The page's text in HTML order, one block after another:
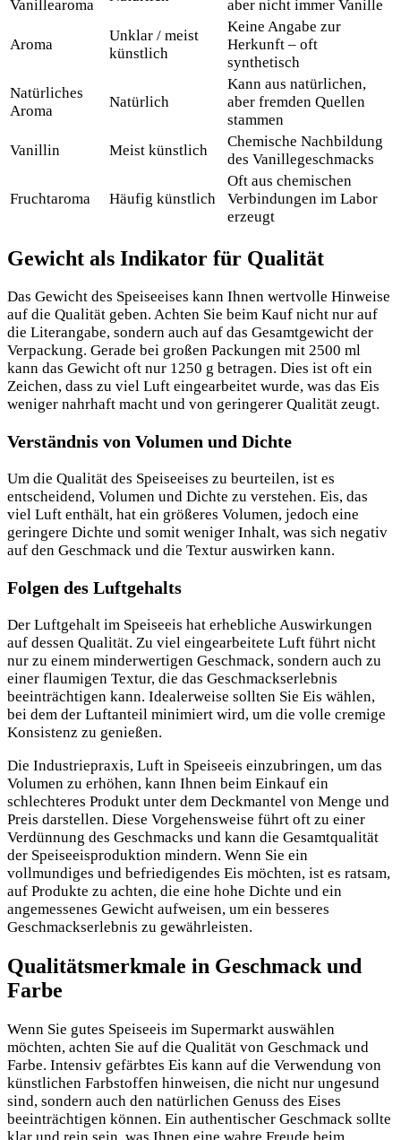
Vanillearoma
aber nicht immer Vanille
Aroma
Unklar / meist
künstlich
Keine Angabe zur
Herkunft – oft
synthetisch
Natürliches
Aroma
Natürlich
Kann aus natürlichen,
aber fremden Quellen
stammen
Vanillin
Meist künstlich
Chemische Nachbildung
des Vanillegeschmacks
Fruchtaroma Häufig künstlich
Oft aus chemischen
Verbindungen im Labor
erzeugt
Gewicht als Indikator für Qualität
Das Gewicht des Speiseeises kann Ihnen wertvolle Hinweise
auf die Qualität geben. Achten Sie beim Kauf nicht nur auf
die Literangabe, sondern auch auf das Gesamtgewicht der
Verpackung. Gerade bei großen Packungen mit 2500 ml
kann das Gewicht oft nur 1250 g betragen. Dies ist oft ein
Zeichen, dass zu viel Luft eingearbeitet wurde, was das Eis
weniger nahrhaft macht und von geringerer Qualität zeugt.
Verständnis von Volumen und Dichte
Um die Qualität des Speiseeises zu beurteilen, ist es
entscheidend, Volumen und Dichte zu verstehen. Eis, das
viel Luft enthält, hat ein größeres Volumen, jedoch eine
geringere Dichte und somit weniger Inhalt, was sich negativ
auf den Geschmack und die Textur auswirken kann.
Folgen des Luftgehalts
Der Luftgehalt im Speiseeis hat erhebliche Auswirkungen
auf dessen Qualität. Zu viel eingearbeitete Luft führt nicht
nur zu einem minderwertigen Geschmack, sondern auch zu
einer flaumigen Textur, die das Geschmackserlebnis
beeinträchtigen kann. Idealerweise sollten Sie Eis wählen,
bei dem der Luftanteil minimiert wird, um die volle cremige
Konsistenz zu genießen.
Die Industriepraxis, Luft in Speiseeis einzubringen, um das
Volumen zu erhöhen, kann Ihnen beim Einkauf ein
schlechteres Produkt unter dem Deckmantel von Menge und
Preis darstellen. Diese Vorgehensweise führt oft zu einer
Verdünnung des Geschmacks und kann die Gesamtqualität
der Speiseeisproduktion mindern. Wenn Sie ein
vollmundiges und befriedigendes Eis möchten, ist es ratsam,
auf Produkte zu achten, die eine hohe Dichte und ein
angemessenes Gewicht aufweisen, um ein besseres
Geschmackserlebnis zu gewährleisten.
Qualitätsmerkmale in Geschmack und
Farbe
Wenn Sie gutes Speiseeis im Supermarkt auswählen
möchten, achten Sie auf die Qualität von Geschmack und
Farbe. Intensiv gefärbtes Eis kann auf die Verwendung von
künstlichen Farbstoffen hinweisen, die nicht nur ungesund
sind, sondern auch den natürlichen Genuss des Eises
beeinträchtigen können. Ein authentischer Geschmack sollte